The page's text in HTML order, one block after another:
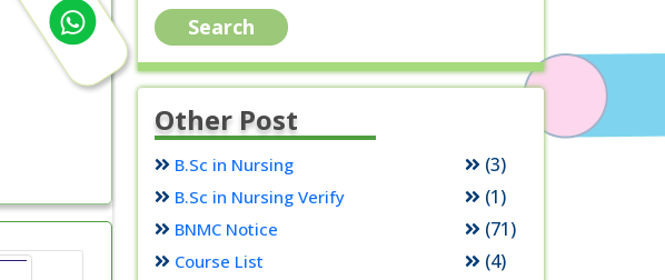
Other Post
B.Sc in Nursing (3)
B.Sc in Nursing Verify (1)
BNMC Notice (71)
Course List (4)